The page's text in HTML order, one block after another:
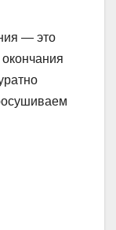
— это